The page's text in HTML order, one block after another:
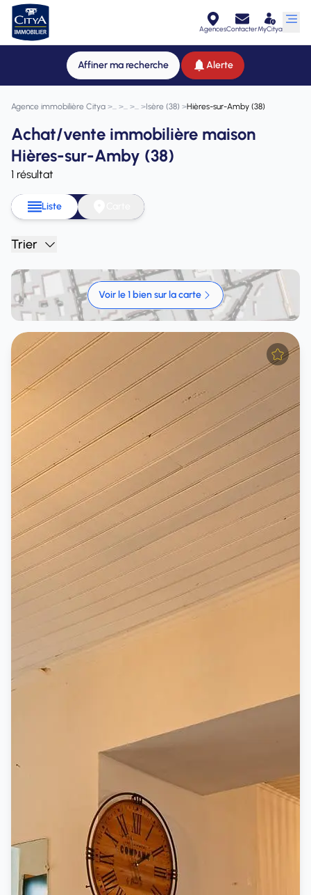
AgencesContacterMyCitya
Affiner ma recherche Alerte
Agence immobilière Citya > > > >Isère (38) >Hières-sur-Amby (38)
Achat/vente immobilière maison
Hières-sur-Amby (38)
1 résultat
Liste
Trier
Voir le 1 bien sur la carte